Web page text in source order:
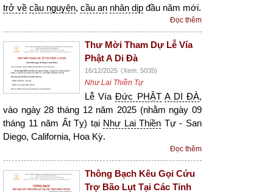
trở về cầu nguyện, cầu an nhân dịp đầu năm mới.
Đọc thêm
Thư Mời Tham Dự Lễ Vía
Phật A Di Đà
16/12/2025 (Xem: 5035)
Như Lai Thiền Tự
Lễ VíaĐức PHẬT A DI ĐÀ,
vào ngày 28 tháng 12 năm 2025 (nhằm ngày 09
tháng 11 năm Ất Tỵ) tại Như Lai Thiền Tự - San
Diego, California, Hoa Kỳ.
Đọc thêm
Thông Bạch Kêu Gọi Cứu
Trợ Bão Lụt Tại Các Tỉnh